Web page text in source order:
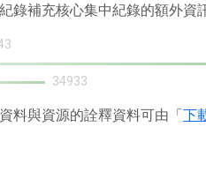
錄補充核心集中紀錄的額外資
34933
料與資源的詮釋資料可由「下